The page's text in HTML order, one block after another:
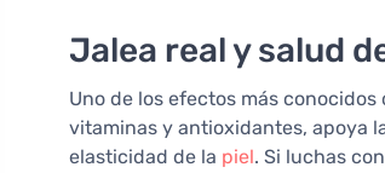
Jalea real y salud
Uno de los efectos más
vitaminas y antioxidantes, apoya
elasticidad de la piel. Si luchas